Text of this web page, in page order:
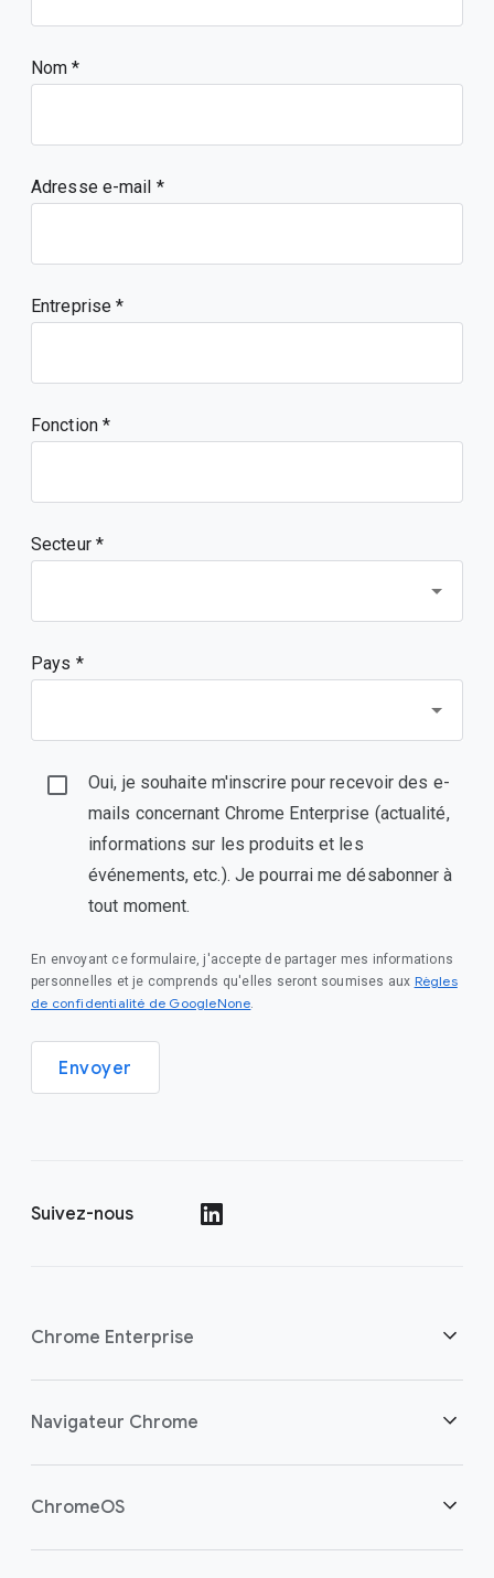
Nom
Adresse e-mail
Entreprise
Fonction
Secteur *
Pays *
Oui, je souhaite m'inscrire pour recevoir des e-
mails concernant Chrome Enterprise (actualité,
informations sur les produits et les
événements, etc.). Je pourrai me désabonner à
tout moment.
En envoyant ce formulaire, j'accepte de partager mes informations
personnelles et je comprends qu'elles seront soumises aux Règles
de confidentialité de GoogleNone.
Envoyer
Suivez-nous
Chrome Enterprise
Sécurité
Navigateur Chrome
Aperçu
ChromeOS